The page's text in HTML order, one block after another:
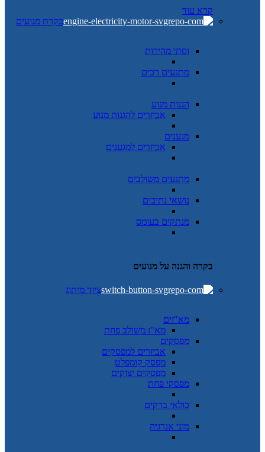
קרא עוד
בקרת מנועים
וסתי מהירות
מתנעים רכים
הגנות מנוע
אביזרים להגנות מנוע
מגענים
אביזרים למגענים
מתנעים משולבים
נושאי נתיכים
מנתקים בעומס
בקרה והגנה על מנועים
ציוד מיתוג
מא"זים
מא"ז משולב פחת
מפסקים
אביזרים למפסקים
מפסק קומפלט
מפסקים יצוקים
מפסקי פחת
כולאי ברקים
מוני אנרגיה